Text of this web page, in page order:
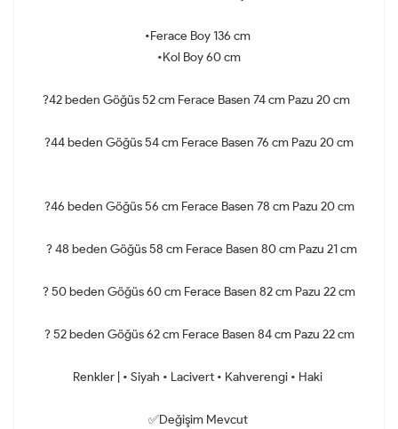
•Ferace Boy 136 cm
•Kol Boy 60 cm
?42 beden Göğüs 52 cm Ferace Basen 74 cm Pazu 20 cm
?44 beden Göğüs 54 cm Ferace Basen 76 cm Pazu 20 cm
?46 beden Göğüs 56 cm Ferace Basen 78 cm Pazu 20 cm
? 48 beden Göğüs 58 cm Ferace Basen 80 cm Pazu 21 cm
? 50 beden Göğüs 60 cm Ferace Basen 82 cm Pazu 22 cm
? 52 beden Göğüs 62 cm Ferace Basen 84 cm Pazu 22 cm
Renkler | • Siyah • Lacivert • Kahverengi • Haki
✅Değişim Mevcut